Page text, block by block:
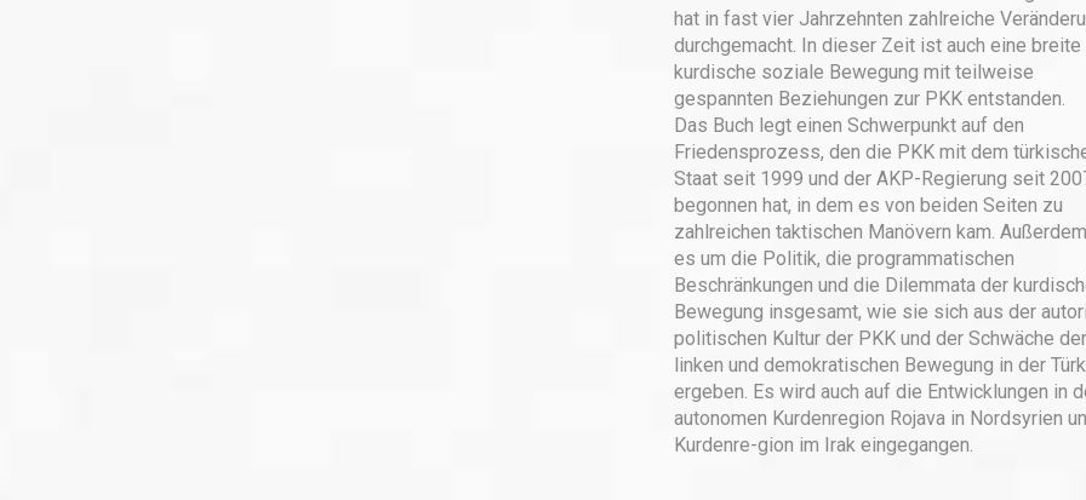
hat in fast vier Jahrzehnten zahlreiche
durchgemacht. In dieser Zeit ist auch eine breite
kurdische soziale Bewegung mit teilweise
gespannten Beziehungen zur PKK entstanden.
Das Buch legt einen Schwerpunkt auf den
Friedensprozess, den die PKK mit dem
Staat seit 1999 und der AKP-Regierung seit
begonnen hat, in dem es von beiden Seiten zu
zahlreichen taktischen Manövern kam.
es um die Politik, die programmatischen
Beschränkungen und die Dilemmata der
Bewegung insgesamt, wie sie sich aus der
politischen Kultur der PKK und der Schwäche der
linken und demokratischen Bewegung in der
ergeben. Es wird auch auf die Entwicklungen in
autonomen Kurdenregion Rojava in Nordsyrien
Kurdenre-gion im Irak eingegangen.